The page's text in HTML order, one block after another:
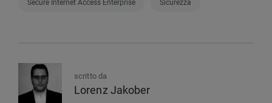
Secure Internet Access Enterprise Sicurezza
scritto da
Lorenz Jakober